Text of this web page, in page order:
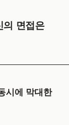
의 면접은
시에 막대한